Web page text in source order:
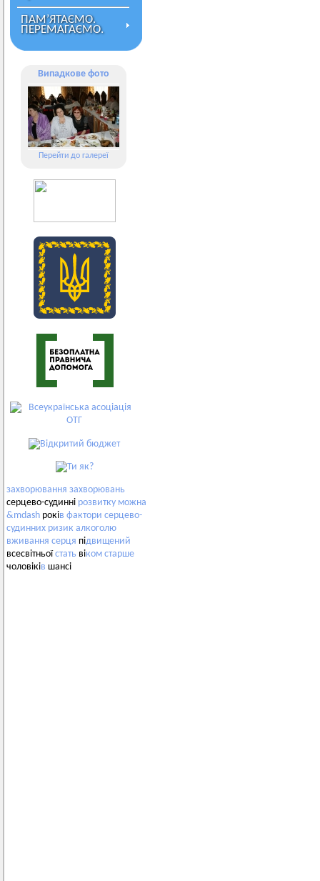
ПАМ’ЯТАЄМО.
ПЕРЕМАГАЄМО.
Випадкове фото
Перейти до галереї
захворювання захворювань
серцево-судинні розвитку можна
&mdash років фактори серцево-
судинних ризик алкоголю
вживання серця підвищений
всесвітньоїстать віком старше
чоловіків шансі